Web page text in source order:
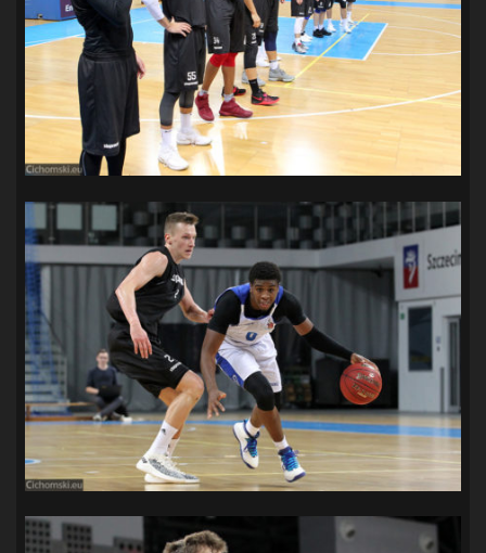
SANDRA SPA POGOŃ SZCZECIN (100) SIEDLECKA(63)
SPARING(110) SPR POGOŃ SZCZECIN(72)
SPÓJNIA STARGARD(35) STOCZNIA SZCZECIN (40)
SUPERLIGA KOBIET (58) SUPERLIGA MĘŻCZYZN(92)
TAURON LIGA KOBIET(106) TENIS (26)
WYGRANA (43) ZAGŁĘBIE LUBIN(36) ŚLĄSK WROCŁAW(29)
ŚWIT SKOLWIN
STAT4U